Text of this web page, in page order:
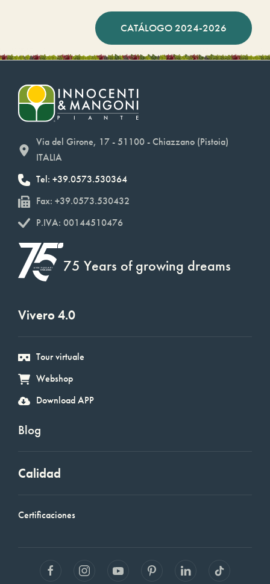
CATÁLOGO 2024-2026
Via del Girone, 17 - 51100 - Chiazzano (Pistoia)
ITALIA
Tel: +39.0573.530364
Fax: +39.0573.530432
P.IVA: 00144510476
75 Years of growing dreams
Vivero 4.0
Tour virtuale
Webshop
Download APP
Blog
Calidad
Certificaciones